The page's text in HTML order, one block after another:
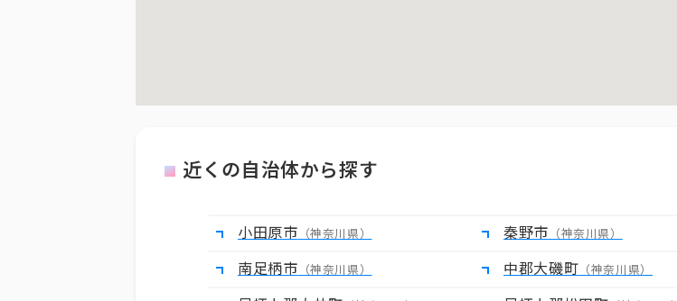
近くの自治体から探す
小田原市 （神奈川県） 秦野市 （神奈川県）
南足柄市 （神奈川県） 中郡大磯町 （神奈川県）